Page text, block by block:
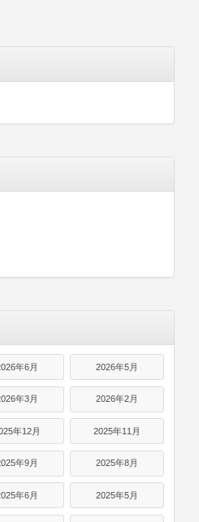
年6月 2026年5月
年3月 2026年2月
年12月 2025年11月
年9月 2025年8月
年6月 2025年5月